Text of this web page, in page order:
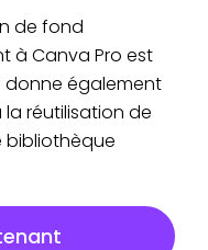
de fond
à Canva Pro est
donne également
réutilisation de
bibliothèque